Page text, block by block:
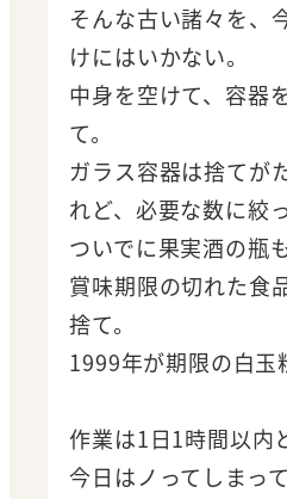
そんな古い諸々を、
けにはいかない。
中身を空けて、容器
て。
ガラス容器は捨てが
れど、必要な数に絞
ついでに果実酒の瓶
賞味期限の切れた食
捨て。
1999年が期限の白玉
作業は1日1時間以内
今日はノってしまっ